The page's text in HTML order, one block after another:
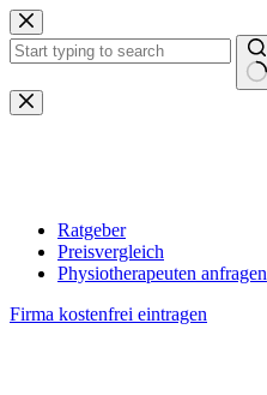
Zum
Inhalt
springen
Keine
Ergebnisse
Ratgeber
Preisvergleich
Physiotherapeuten anfragen
Firma kostenfrei eintragen